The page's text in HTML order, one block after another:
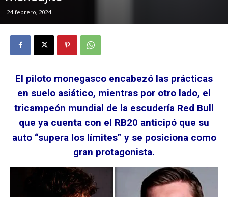
24 febrero, 2024
El piloto monegasco encabezó las prácticas
en suelo asiático, mientras por otro lado, el
tricampeón mundial de la escudería Red Bull
que ya cuenta con el RB20 anticipó que su
auto “supera los límites” y se posiciona como
gran protagonista.